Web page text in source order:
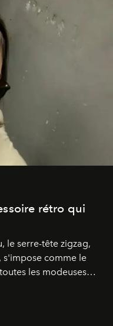
rétro qui
le serre-tête zigzag,
s'impose comme le
les modeuses